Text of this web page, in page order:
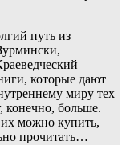
путь из
которые дают
миру тех
конечно, больше.
можно купить,
прочитать…